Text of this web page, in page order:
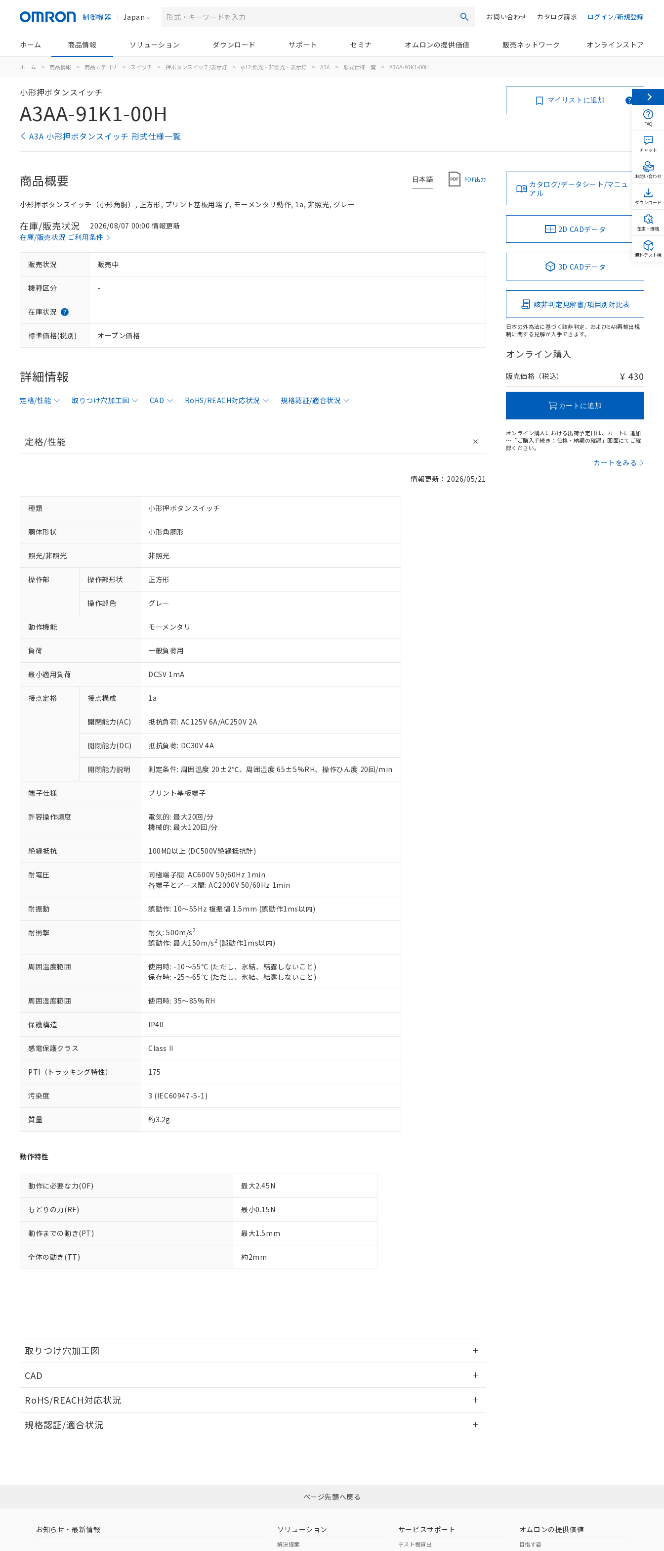
制御機器 Japan 検索 ログイン/新規登録
カタログ請求
お問い合わせ
ホーム 商品情報 ソリューション ダウンロード サポート セミナ オムロンの提供価値 販売ネットワーク オンラインストア
ホーム > 商品情報 > 商品カテゴリ > スイッチ > 押ボタンスイッチ/表示灯 > φ12:照光・非照光・表示灯 > A3A > 形式仕様一覧 > A3AA-91K1-00H
小形押ボタンスイッチ
A3AA-91K1-00H
A3A 小形押ボタンスイッチ 形式仕様一覧
マイリストに追加
日本語 PDF出力
商品概要
小形押ボタンスイッチ（小形角胴）, 正方形, プリント基板用端子, モーメンタリ動作, 1a, 非照光, グレー
在庫/販売状況
2026/08/07 00:00 情報更新
在庫/販売状況 ご利用条件
販売状況 販売中
機種区分 -
在庫状況
標準価格(税別) オープン価格
詳細情報
定格/性能 取りつけ穴加工図 CAD RoHS/REACH対応状況 規格認証/適合状況
定格/性能
情報更新：2026/05/21
種類 小形押ボタンスイッチ
胴体形状 小形角胴形
照光/非照光 非照光
操作部 操作部形状 正方形
操作部色 グレー
動作機能 モーメンタリ
負荷 一般負荷用
最小適用負荷 DC5V 1mA
接点定格 接点構成 1a
開閉能力(AC) 抵抗負荷: AC125V 6A/AC250V 2A
開閉能力(DC) 抵抗負荷: DC30V 4A
開閉能力説明 測定条件: 周囲温度 20±2℃、周囲湿度 65±5%RH、操作ひん度 20回/min
端子仕様 プリント基板端子
許容操作頻度
電気的: 最大20回/分
機械的: 最大120回/分
絶縁抵抗 100MΩ以上 (DC500V絶縁抵抗計)
耐電圧
同極端子間: AC600V 50/60Hz 1min
各端子とアース間: AC2000V 50/60Hz 1min
耐振動 誤動作: 10～55Hz 複振幅 1.5mm (誤動作1ms以内)
耐衝撃 耐久: 500m/s2
誤動作: 最大150m/s2(誤動作1ms以内)
周囲温度範囲
使用時: -10～55℃ (ただし、氷結、結露しないこと)
保存時: -25～65℃ (ただし、氷結、結露しないこと)
周囲湿度範囲 使用時: 35～85%RH
保護構造 IP40
感電保護クラス Class II
PTI（トラッキング特性） 175
汚染度 3 (IEC60947-5-1)
質量 約3.2g
動作特性
動作に必要な力(OF) 最大2.45N
もどりの力(RF) 最小0.15N
動作までの動き(PT) 最大1.5mm
全体の動き(TT) 約2mm
取りつけ穴加工図
CAD
RoHS/REACH対応状況
EU RoHS 注意事項・凡例
ダウンロードはこちら
中国 RoHS 注意事項・凡例
規格認証/適合状況
カタログ/データシート/マニュ
アル
2D CADデータ
3D CADデータ
該非判定見解書/項目別対比表
日本の外為法に基づく該非判定、およびEAR再輸出規
制に関する見解が入手できます。
オンライン購入
販売価格（税込） ¥ 430
カートに追加
オンライン購入における出荷予定日は、カートに追加
～「ご購入手続き：価格・納期の確認」画面にてご確
認ください。
カートをみる
ご利用条件
以下の条件をお読みいただき、同意のうえご利用ください。
本サービスは、当社制御機器事業取扱商品の当社在庫状況および標準価格(税抜)を提供させていただ
くものです。
当社制御機器事業取扱商品の中には、本サービスの対象外となる商品もあることをご了承ください。
在庫状況および標準価格照会結果は、記載している更新日時点での社内データに基づき作成されるも
のであり、閲覧された時点での実際の在庫および標準価格とは異なる場合があることをご了承くださ
当社販売員にご相談ください。
オムロン制御機器販売店や当社販売拠点は「販売ネットワーク
」をご確認ください。
在庫状況および標準価格結果を当社の事前の承諾なく第三者に漏洩または開示しないようお願いしま
す。
マイパーツ機能（部品リスト作成サービス）をご利用いただくには、I-Webメンバーズにご登録され
ている必要があります。
お客様が当ウェブサイト上で当社にご登録された部品リストについて、当社および当社の共同利用者
さい。
※当社の共同利用者とは、
※1 対応状況
対応済み：EU RoHS指令（10物質）の非含有に対応した製品が提供可能な商品です。
対応予定：EU RoHS指令（10物質）の非含有に対応した製品に切り替える予定のある商品です。
調査・確認中：EU RoHS指令（10物質）の非含有の対応状況を調査中または確認中の商品です。
非該当品：ライセンス料など無形物で、有害物質有無と関係のない商品です。
があります。
*EU RoHS指令（10物質）：
鉛(Pb) 1000ppm以下、 水銀(Hg) 1000ppm以下、 カドミウム(Cd) 100ppm以下、
六価クロム(Cr(Ⅵ)) 1000ppm以下、ポリ臭化ビフェニル類(PBB) 1000ppm以下、ポリ臭化ジフェニルエーテル類(PBDE) 1000ppm以下、
フタル酸ビス(2-エチルヘキシル) (DEHP)(別名：DOP) 1000ppm以下、フタル酸ブチルベンジル（BBP） 1000ppm以下、フタル酸ジブチ
ル（DBP） 1000ppm以下、フタル酸ジイソブチル (DIBP) 1000ppm以下
但し、RoHS指令で産業用監視および制御機器に対する適用除外項目は除く。
フタル酸エステル類の４物質については閾値を超える意図的な使用がないことを確認しています。
※2 対応予定月
部品在庫の切り替え状況などにより、予定月が前後することがあります。
※3 非含有証明書ダウンロード
下記の非含有証明書をダウンロードすることができます。
51物質の非含有証明書（当社基準）
※本証明書は発行日時点で非含有を証明するもので、過去に遡って非含有を証明するものではありません。
また、RoHS指令のフタル酸エステル類４物質の対応では、対応完了までの期間は出荷製品に未対応品が
混在することから備考欄に対応日を記載しておりました。
既に当社にて対応品への在庫切替を完了していることから、特段のことがない限り、2022年1月12日よ
※1 中国RoHS○×表
「○」：最大均質材料含有率が中国RoHSの基準値以下であることを示します。
「×」：最大均質材料含有率が中国RoHSの基準値を超えていることを示します。
「－」：未確認です。当社販売部門へお問い合わせください。
Pb(鉛) :1000ppm、 Hg(水銀) : 1000ppm、 Cd(カドミウム) : 100ppm、
Cr(Ⅵ)(六価クロム) : 1000ppm、 PBBs(ポリ臭化ビフェニル類) : 1000ppm、 PBDEs(ポリ臭化ジフェニルエーテル類) : 1000ppm、
DBP(フタル酸ジブチル) : 1000ppm、 DIBP(フタル酸ジイソブチル) : 1000ppm、 BBP(フタル酸ブチルベンジル) : 1000ppm、
DEHP(フタル酸ビス(2-エチルヘキシル)) : 1000ppm
※2 環境保護使用期限
「ｅ」：有害物質（10物質）のすべてが基準値以下であることを示します。
「10」：通常の使用状況下において有害物質が外部に漏えいし、環境に深刻な影響を及ぼさない年数を意
味します。
「－」：未確認です。当社販売部門へお問い合わせください。
当社は、これら貴社製品のうち、外国為替および外国貿易法に定める商品（以下｢規制貨物等」とい
う）を輸出または国外への提供する場合は、日本国政府の輸出許可(または役務取引許可)を取得する
などの必要な手続きをとります。
当社は規制貨物を破棄する場合は、完全に破砕するなど、違法に輸出されないよう必要な手段を講じ
ます。
置等に一切使用いたしません。
当社は、貴社製品を第三者に販売する場合は、上記1、2および3の内容を当該第三者に通知します。
また当社は、販売先および販売に係わる関係者が違法に輸出するおそれがある場合は、取り引きをい
たしません。
合意する キャンセル
記
号
説明
○ 一定数以上の在庫あり
△ 一定数には満たないが在庫あり
－
在庫なし(最新の在庫状況については、お客様のお取引先、またはお客様担当のオムロン制御
機器販売店・当社販売員にご確認ください)
空
白
受注生産機種、また在庫状況の情報を公開していない機種
ページ先頭へ戻る
お知らせ・最新情報 ソリューション
解決提案
サービスサポート
テスト機貸出
オムロンの提供価値
目指す姿
FAQ
チャット
お問い合わせ
ダウンロード
在庫・価格
無料テスト機